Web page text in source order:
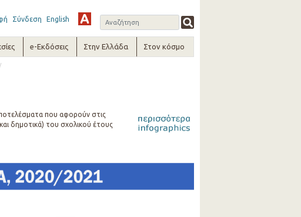
Σύνδεση English
e-Εκδόσεις Στην Ελλάδα Στον κόσμο
που αφορούν στις
δημοτικά) του σχολικού έτους